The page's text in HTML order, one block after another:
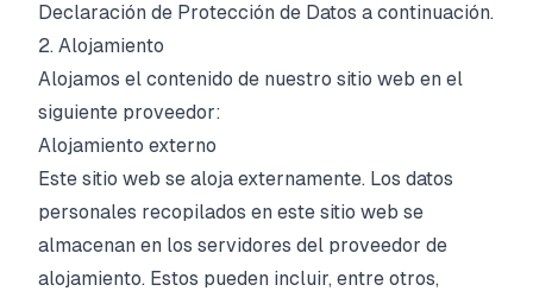
Declaración de Protección de Datos a continuación.
2. Alojamiento
Alojamos el contenido de nuestro sitio web en el
siguiente proveedor:
Alojamiento externo
Este sitio web se aloja externamente. Los datos
personales recopilados en este sitio web se
almacenan en los servidores del proveedor de
alojamiento. Estos pueden incluir, entre otros,